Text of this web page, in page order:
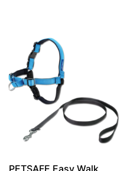
PETSAFE Easy Walk